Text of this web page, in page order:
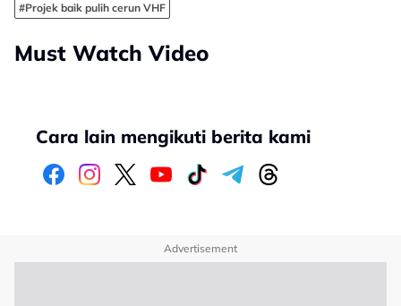
#Projek baik pulih cerun VHF
Must Watch Video
Cara lain mengikuti berita kami
Advertisement